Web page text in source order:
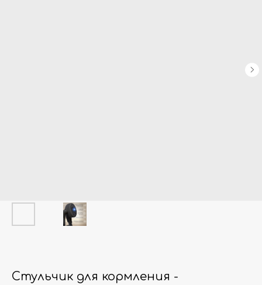
Стульчик для кормления -